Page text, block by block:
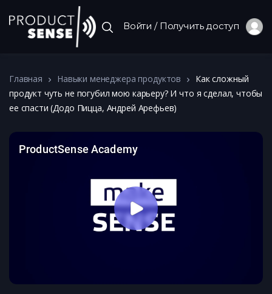
Войти / Получить доступ
Главная Навыки менеджера продуктов
Как сложный
продукт чуть не погубил мою карьеру? И что я сделал, чтобы
ее спасти (Додо Пицца, Андрей Арефьев)